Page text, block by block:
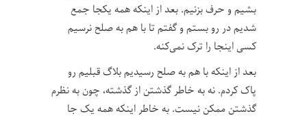
بشیم و حرف بزنیم. بعد از اینکه همه یکجا جمع
شدیم در رو بستم و گفتم تا با هم به صلح نرسیم
کسی اینجا را ترک نمی‌کنه.
بعد از اینکه با هم به صلح رسیدیم بلاگ قبلیم رو
پاک کردم. نه به خاطر گذشتن از گذشته، چون به نظرم
گذشتن ممکن نیست. به خاطر اینکه همه یک جا